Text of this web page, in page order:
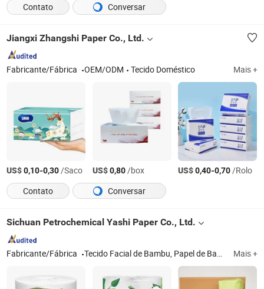
Contato
Conversar
Jiangxi Zhangshi Paper Co., Ltd.
Fabricante/Fábrica OEM/ODM Tecido Doméstico Mais +
US$0,10-0,30/Saco US$0,80/box US$0,40-0,70/Rolo
Contato
Conversar
Sichuan Petrochemical Yashi Paper Co., Ltd.
Fabricante/Fábrica Tecido Facial de Bambu, Papel de Bambu, Papel Higiênico de Bambu, Rolos de Papel Higiênico de Bambu, Papel de Lenço de Bambu, Lenço de Bolso de Bambu, Papel Tissue de Bambu Mais +